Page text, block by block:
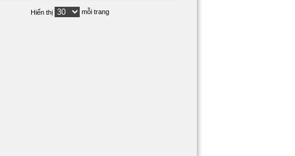
Hiển thị mỗi trang